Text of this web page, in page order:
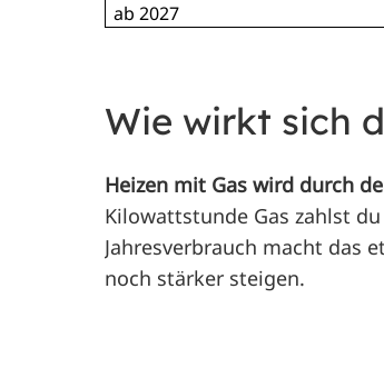
ab 2027
Wie wirkt sich
Heizen mit Gas wird durch
Kilowattstunde Gas zahlst
Jahresverbrauch macht das
noch stärker steigen.